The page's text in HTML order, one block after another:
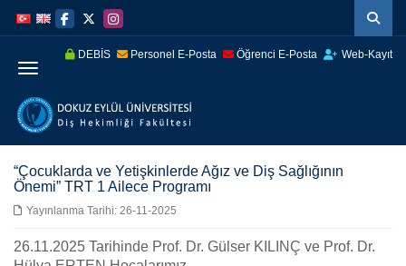
atla
Navigasyona
atla
DEBİS Personel E-Posta Öğrenci E-Posta
Web-Kayıt
Menüye Geç
“Çocuklarda ve Yetişkinlerde Ağız ve Diş Sağlığının
Önemi” TRT 1 Ailece Programı
Yayınlanma Tarihi: 26-11-2025
26.11.2025 Tarihinde Prof. Dr. Gülser KILINÇ ve Prof. Dr.